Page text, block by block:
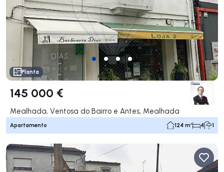
Planta
145 000 €
Mealhada, Ventosa do Bairro e Antes, Mealhada
Apartamento 124 m² 4 1